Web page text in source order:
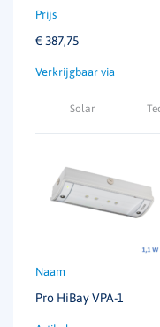
€ 387,75
Solar
Pro HiBay VPA-1